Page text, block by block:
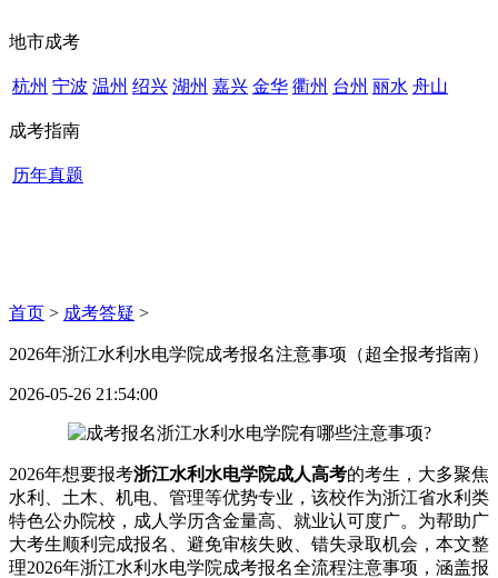
地市成考
杭州 宁波 温州 绍兴 湖州 嘉兴 金华 衢州 台州 丽水 舟山
成考指南
历年真题
首页 > 成考答疑 >
2026年浙江水利水电学院成考报名注意事项（超全报考指南）
2026-05-26 21:54:00
2026年想要报考浙江水利水电学院成人高考的考生，大多聚焦
水利、土木、机电、管理等优势专业，该校作为浙江省水利类
特色公办院校，成人学历含金量高、就业认可度广。为帮助广
大考生顺利完成报名、避免审核失败、错失录取机会，本文整
理2026年浙江水利水电学院成考报名全流程注意事项，涵盖报